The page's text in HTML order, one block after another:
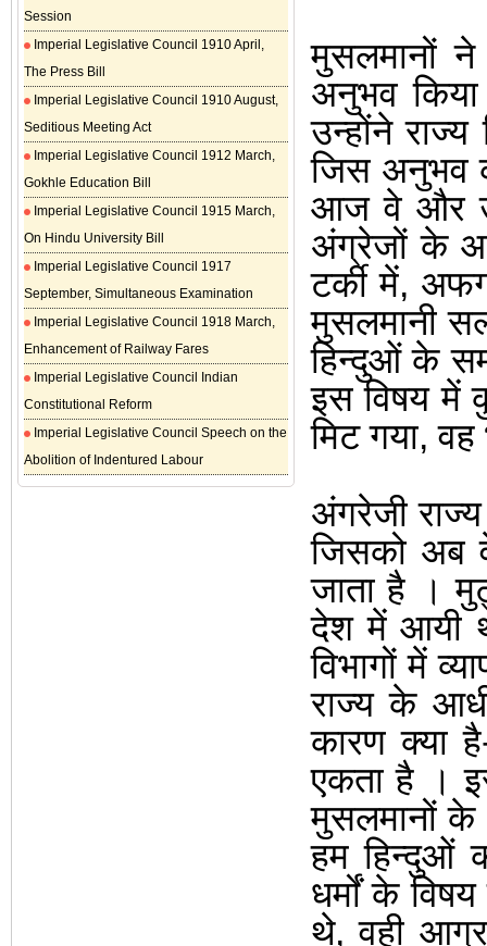
Session
Imperial Legislative Council 1910 April,
The Press Bill
Imperial Legislative Council 1910 August,
Seditious Meeting Act
Imperial Legislative Council 1912 March,
Gokhle Education Bill
Imperial Legislative Council 1915 March,
On Hindu University Bill
Imperial Legislative Council 1917
September, Simultaneous Examination
Imperial Legislative Council 1918 March,
Enhancement of Railway Fares
Imperial Legislative Council Indian
Constitutional Reform
Imperial Legislative Council Speech on the
Abolition of Indentured Labour
मुसलमानों
अनुभव
उन्होंने
जिस अनुभव
आज वे और
अंग्रेजों के
टर्की में,
मुसलमानी
हिन्दुओं के
इस विषय में
मिट गया,वह
अंगरेजी
जिसको अब
जाता है
।
देश में आयी
विभागों में
राज्य के
कारण क्या
एकता है
।
मुसलमानों
हम हिन्दुओं
धर्मों के
थे,वही